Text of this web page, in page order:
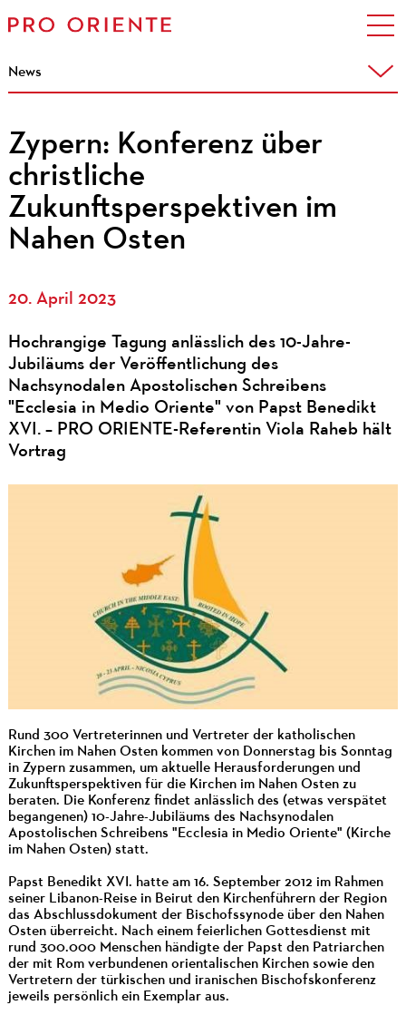
News
Zypern: Konferenz über
christliche
Zukunftsperspektiven im
Nahen Osten
20. April 2023
Hochrangige Tagung anlässlich des 10-Jahre-
Jubiläums der Veröffentlichung des
Nachsynodalen Apostolischen Schreibens
"Ecclesia in Medio Oriente" von Papst Benedikt
XVI. – PRO ORIENTE-Referentin Viola Raheb hält
Vortrag
Rund 300 Vertreterinnen und Vertreter der katholischen
Kirchen im Nahen Osten kommen von Donnerstag bis Sonntag
in Zypern zusammen, um aktuelle Herausforderungen und
Zukunftsperspektiven für die Kirchen im Nahen Osten zu
beraten. Die Konferenz findet anlässlich des (etwas verspätet
begangenen) 10-Jahre-Jubiläums des Nachsynodalen
Apostolischen Schreibens "Ecclesia in Medio Oriente" (Kirche
im Nahen Osten) statt.
Papst Benedikt XVI. hatte am 16. September 2012 im Rahmen
seiner Libanon-Reise in Beirut den Kirchenführern der Region
das Abschlussdokument der Bischofssynode über den Nahen
Osten überreicht. Nach einem feierlichen Gottesdienst mit
rund 300.000 Menschen händigte der Papst den Patriarchen
der mit Rom verbundenen orientalischen Kirchen sowie den
Vertretern der türkischen und iranischen Bischofskonferenz
jeweils persönlich ein Exemplar aus.